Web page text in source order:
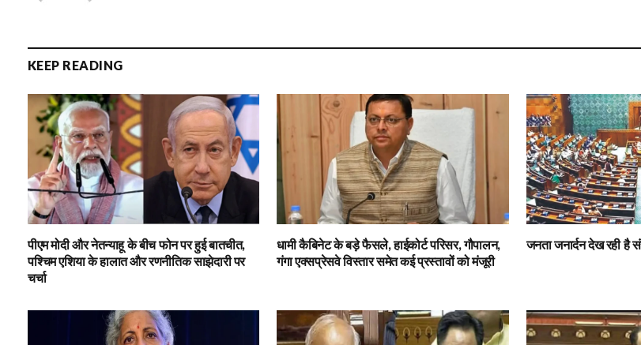
KEEP READING
पीएम मोदी और नेतन्याहू के बीच फोन पर हुई बातचीत,
पश्चिम एशिया के हालात और रणनीतिक साझेदारी पर
चर्चा
धामी कैबिनेट के बड़े फैसले, हाईकोर्ट परिसर, गौपालन,
गंगा एक्सप्रेसवे विस्तार समेत कई प्रस्तावों को मंजूरी
जनता जनार्दन देख रही है